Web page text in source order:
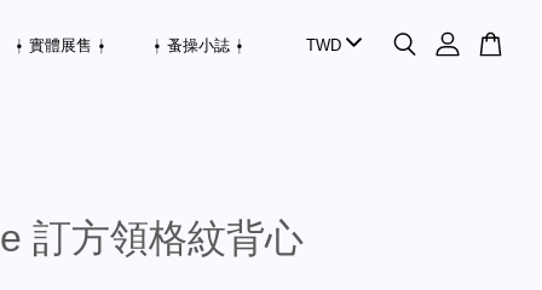
⍿ 實體展售 ⍿ ⍿ 蚤操小誌 ⍿
訂方領格紋背心